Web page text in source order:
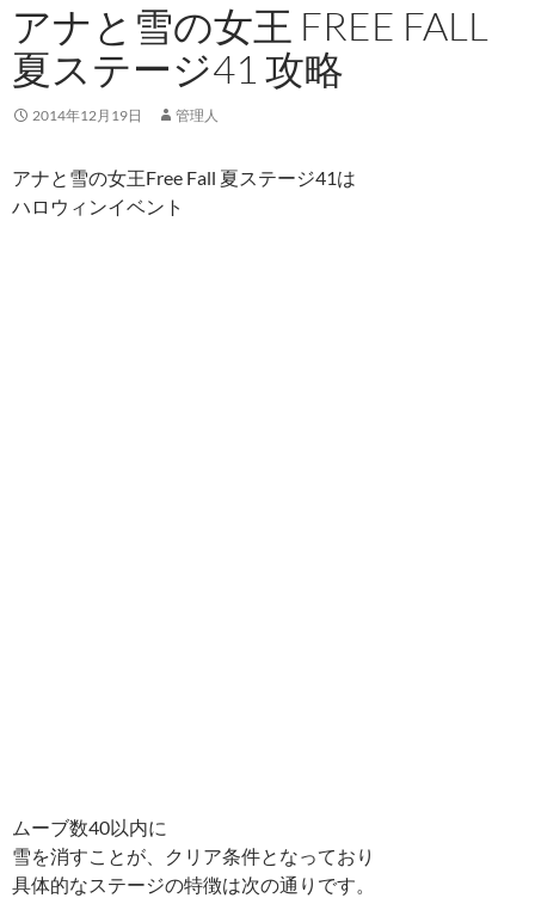
アナと雪の女王 FREE FALL
夏ステージ41 攻略
2014年12月19日 管理人
アナと雪の女王Free Fall 夏ステージ41は
ハロウィンイベント
ムーブ数40以内に
雪を消すことが、クリア条件となっており
具体的なステージの特徴は次の通りです。